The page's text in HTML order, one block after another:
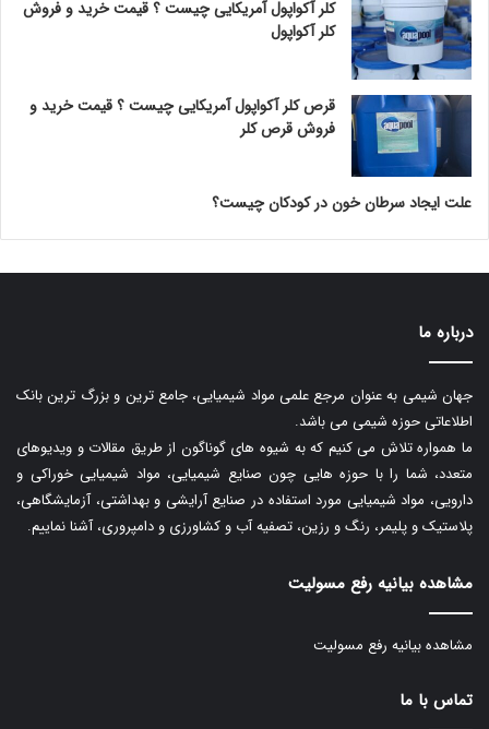
کلر آکواپول آمریکایی چیست ؟ قیمت خرید و فروش
کلر آکواپول
قرص کلر آکواپول آمریکایی چیست ؟ قیمت خرید و
فروش قرص کلر
علت ایجاد سرطان خون در کودکان چیست؟
درباره ما
جهان شیمی به عنوان مرجع علمی مواد شیمیایی، جامع ترین و بزرگ ترین بانک
اطلاعاتی حوزه شیمی می باشد.
ما همواره تلاش می کنیم که به شیوه های گوناگون از طریق مقالات و ویدیوهای
متعدد، شما را با حوزه هایی چون صنایع شیمیایی، مواد شیمیایی خوراکی و
دارویی، مواد شیمیایی مورد استفاده در صنایع آرایشی و بهداشتی، آزمایشگاهی،
پلاستیک و پلیمر، رنگ و رزین، تصفیه آب و کشاورزی و دامپروری، آشنا نماییم.
مشاهده بیانیه رفع مسولیت
مشاهده بیانیه رفع مسولیت
تماس با ما